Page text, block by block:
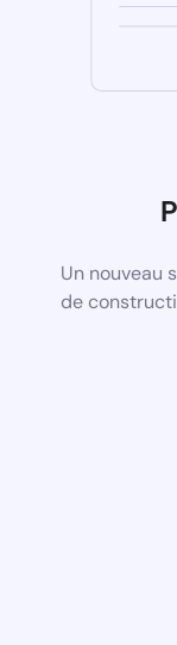
Un nouveau
de